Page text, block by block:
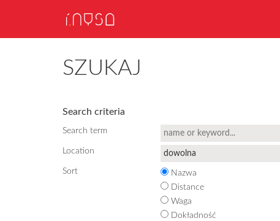
SZUKAJ
Search criteria
Search term
Location
Sort
Nazwa
Distance
Waga
Dokładność